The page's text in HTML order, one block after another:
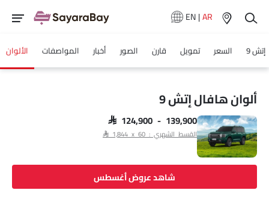
EN|AR
إتش 9 السعر تمويل قارن الصور أخبار المواصفات الألوان
ألوان هافال إتش 9
SAR 124,900 - 139,900
القسط الشهري : SAR 1,844 x 60
شاهد عروض أغسطس